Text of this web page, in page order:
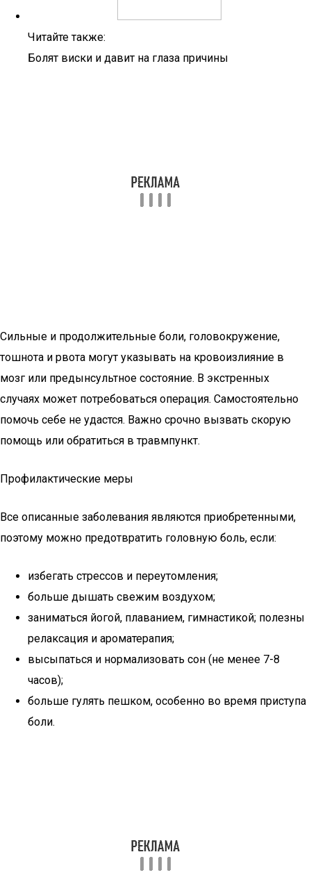
Читайте также:
Болят виски и давит на глаза причины
Сильные и продолжительные боли, головокружение,
тошнота и рвота могут указывать на кровоизлияние в
мозг или предынсультное состояние. В экстренных
случаях может потребоваться операция. Самостоятельно
помочь себе не удастся. Важно срочно вызвать скорую
помощь или обратиться в травмпункт.
Профилактические меры
Все описанные заболевания являются приобретенными,
поэтому можно предотвратить головную боль, если:
избегать стрессов и переутомления;
больше дышать свежим воздухом;
заниматься йогой, плаванием, гимнастикой; полезны
релаксация и ароматерапия;
высыпаться и нормализовать сон (не менее 7-8
часов);
больше гулять пешком, особенно во время приступа
боли.